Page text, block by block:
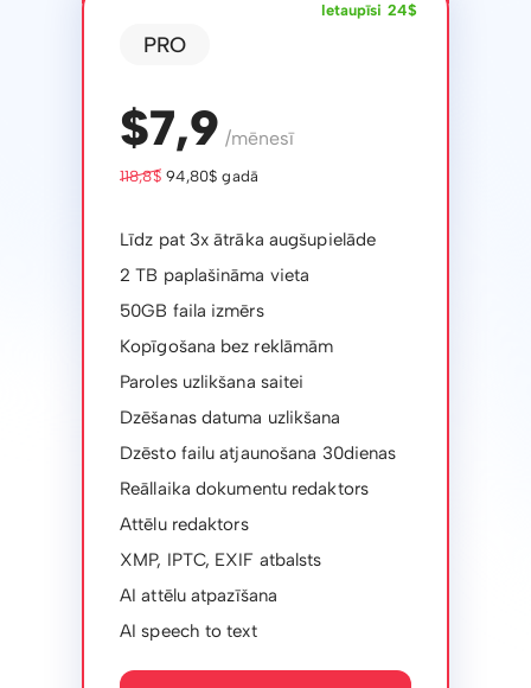
Ietaupīsi 24$
PRO
$7,9 /mēnesī
118,8$94,80$ gadā
Līdz pat 3x ātrāka augšupielāde
2 TB paplašināma vieta
50GB faila izmērs
Kopīgošana bez reklāmām
Paroles uzlikšana saitei
Dzēšanas datuma uzlikšana
Dzēsto failu atjaunošana 30dienas
Reāllaika dokumentu redaktors
Attēlu redaktors
XMP, IPTC, EXIF ​​atbalsts
AI attēlu atpazīšana
AI speech to text